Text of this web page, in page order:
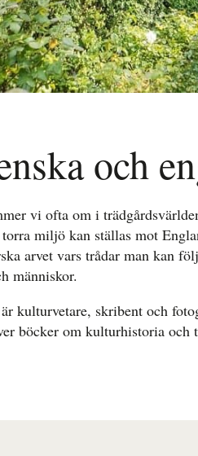
och
vi ofta om i
miljö kan ställas mot
arvet vars trådar man kan
människor.
kulturvetare, skribent och
böcker om kulturhistoria och